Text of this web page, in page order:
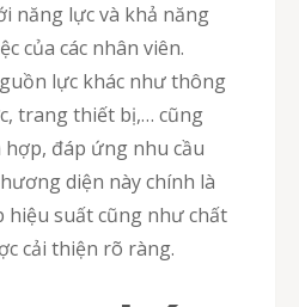
năng lực và khả năng
của các nhân viên.
lực khác như thông
trang thiết bị,… cũng
đáp ứng nhu cầu
diện này chính là
hiệu suất cũng như chất
cải thiện rõ ràng.